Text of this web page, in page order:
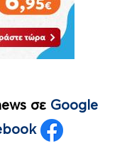
σε Google